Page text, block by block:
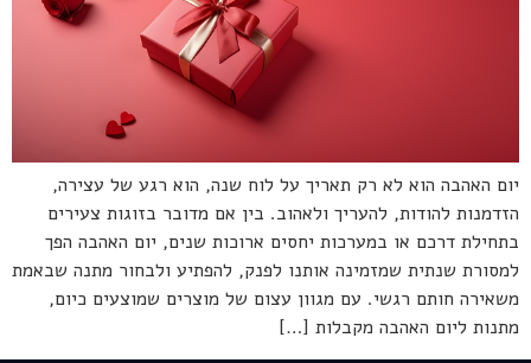
יום האהבה הוא לא רק תאריך על לוח שנה, הוא רגע של עצירה,
הזדמנות להודות, להעריך ולאהוב. בין אם מדובר בזוגות צעירים
בתחילת דרכם או במערכות יחסים ארוכות שנים, יום האהבה הפך
למסורת שנתית שמזמינה אותנו לפנק, להפתיע ולבחור מתנה שבאמת
משאירה חותם רגשי. עם מגוון עצום של מוצרים שמוצעים כיום,
מתנות ליום האהבה מקבלות […]